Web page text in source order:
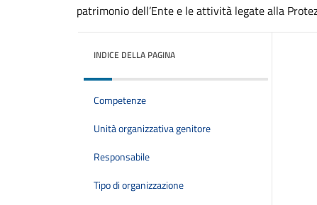
patrimonio dell’Ente e le attività legate alla
INDICE DELLA PAGINA
Competenze
Unità organizzativa genitore
Responsabile
Tipo di organizzazione